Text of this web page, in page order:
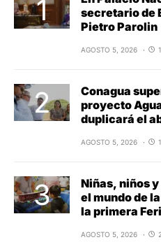
secretario de
Pietro Parolin
AGOSTO 5, 2026
Conagua
proyecto
duplicará el
AGOSTO 5, 2026
Niñas, niños
el mundo de
la primera
AGOSTO 5, 2026